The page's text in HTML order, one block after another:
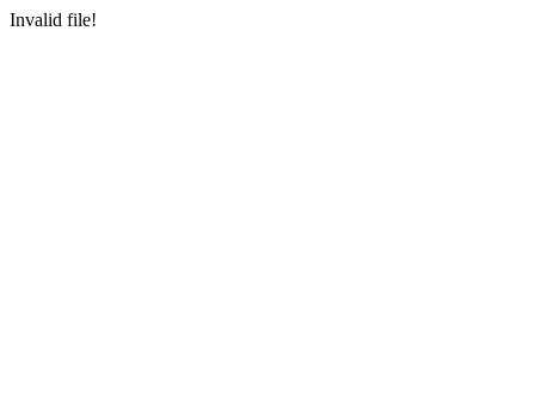
Invalid file!